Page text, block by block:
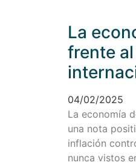
La
frente
04/02/2025
La economía
una nota
inflación
nunca vistos